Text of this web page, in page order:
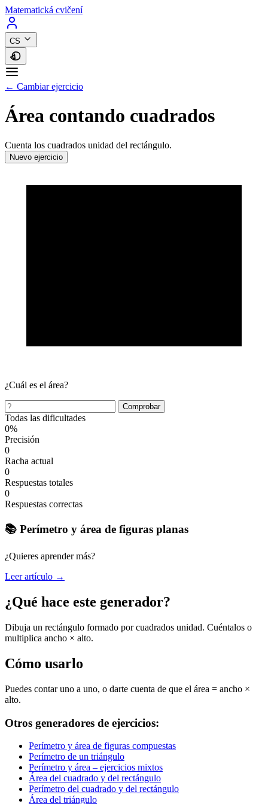
Matematická cvičení
CS
← Cambiar ejercicio
Área contando cuadrados
Cuenta los cuadrados unidad del rectángulo.
Nuevo ejercicio
¿Cuál es el área?
Comprobar
Todas las dificultades
0%
Precisión
0
Racha actual
0
Respuestas totales
0
Respuestas correctas
📚 Perímetro y área de figuras planas
¿Quieres aprender más?
Leer artículo →
¿Qué hace este generador?
Dibuja un rectángulo formado por cuadrados unidad. Cuéntalos o
multiplica ancho × alto.
Cómo usarlo
Puedes contar uno a uno, o darte cuenta de que el área = ancho ×
alto.
Otros generadores de ejercicios:
Perímetro y área de figuras compuestas
Perímetro de un triángulo
Perímetro y área – ejercicios mixtos
Área del cuadrado y del rectángulo
Perímetro del cuadrado y del rectángulo
Área del triángulo